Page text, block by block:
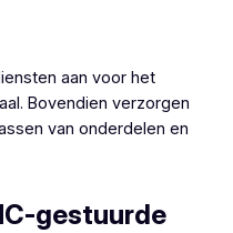
aan voor het
Bovendien verzorgen
van onderdelen en
gestuurde